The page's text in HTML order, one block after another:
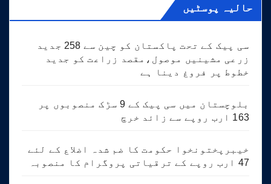
حالیہ پوسٹیں
سی پیک کے تحت پاکستان کو چین سے 258 جدید
زرعی مشینیں موصول،مقصد زراعت کو جدید
خطوط پر فروغ دینا ہے
بلوچستان میں سی پیک کے 9 سڑک منصوبوں پر
163 ارب روپے سے زائد خرچ
خیبرپختونخوا حکومت کا ضم شدہ اضلاع کے لئے
47 ارب روپے کے ترقیاتی پروگرام کا منصوبہ